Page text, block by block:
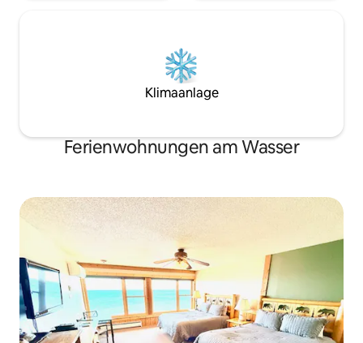
Klimaanlage
Ferienwohnungen am Wasser